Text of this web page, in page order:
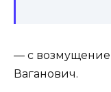
— с
Ваганович.